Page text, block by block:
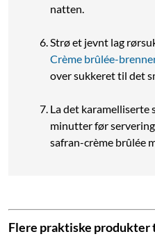
natten.
Strø et jevnt lag
Crème brûlée-
over sukkeret til det
La det karamelliserte
minutter før
safran-crème brûlée
Flere praktiske